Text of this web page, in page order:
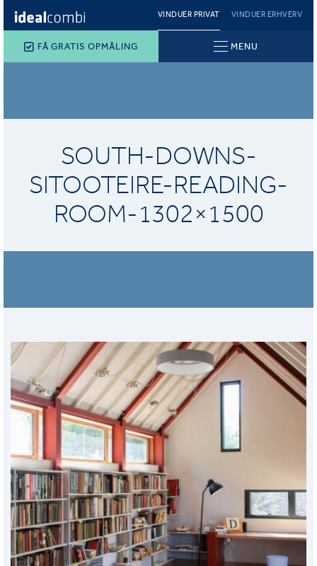
VINDUER PRIVAT VINDUER ERHVERV
FÅ GRATIS OPMÅLING MENU
SOUTH-DOWNS-
SITOOTEIRE-READING-
ROOM-1302×1500